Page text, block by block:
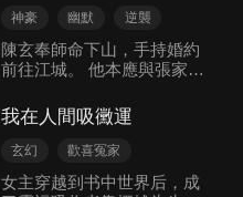
神豪 幽默
逆襲
玄幻
現代都市
陳玄奉師命下山，手持婚約
前往江城。 他本應與張家大
了善良堅韌的二小姐張玲
瓏。 憑藉超凡的醫術與武
功，陳玄屢次化解危機救治
的病因，更在風波中與張玲
我在人間吸黴運
玄幻
歡喜冤家
現代言情
女主穿越到书中世界后，成